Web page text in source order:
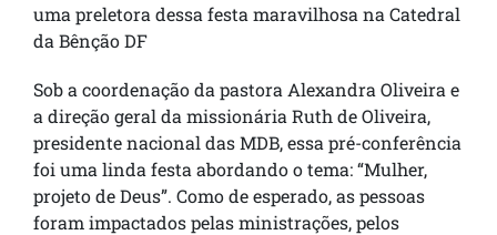
uma preletora dessa festa maravilhosa na Catedral
da Bênção DF
Sob a coordenação da pastora Alexandra Oliveira e
a direção geral da missionária Ruth de Oliveira,
presidente nacional das MDB, essa pré-conferência
foi uma linda festa abordando o tema: “Mulher,
projeto de Deus”. Como de esperado, as pessoas
foram impactados pelas ministrações, pelos